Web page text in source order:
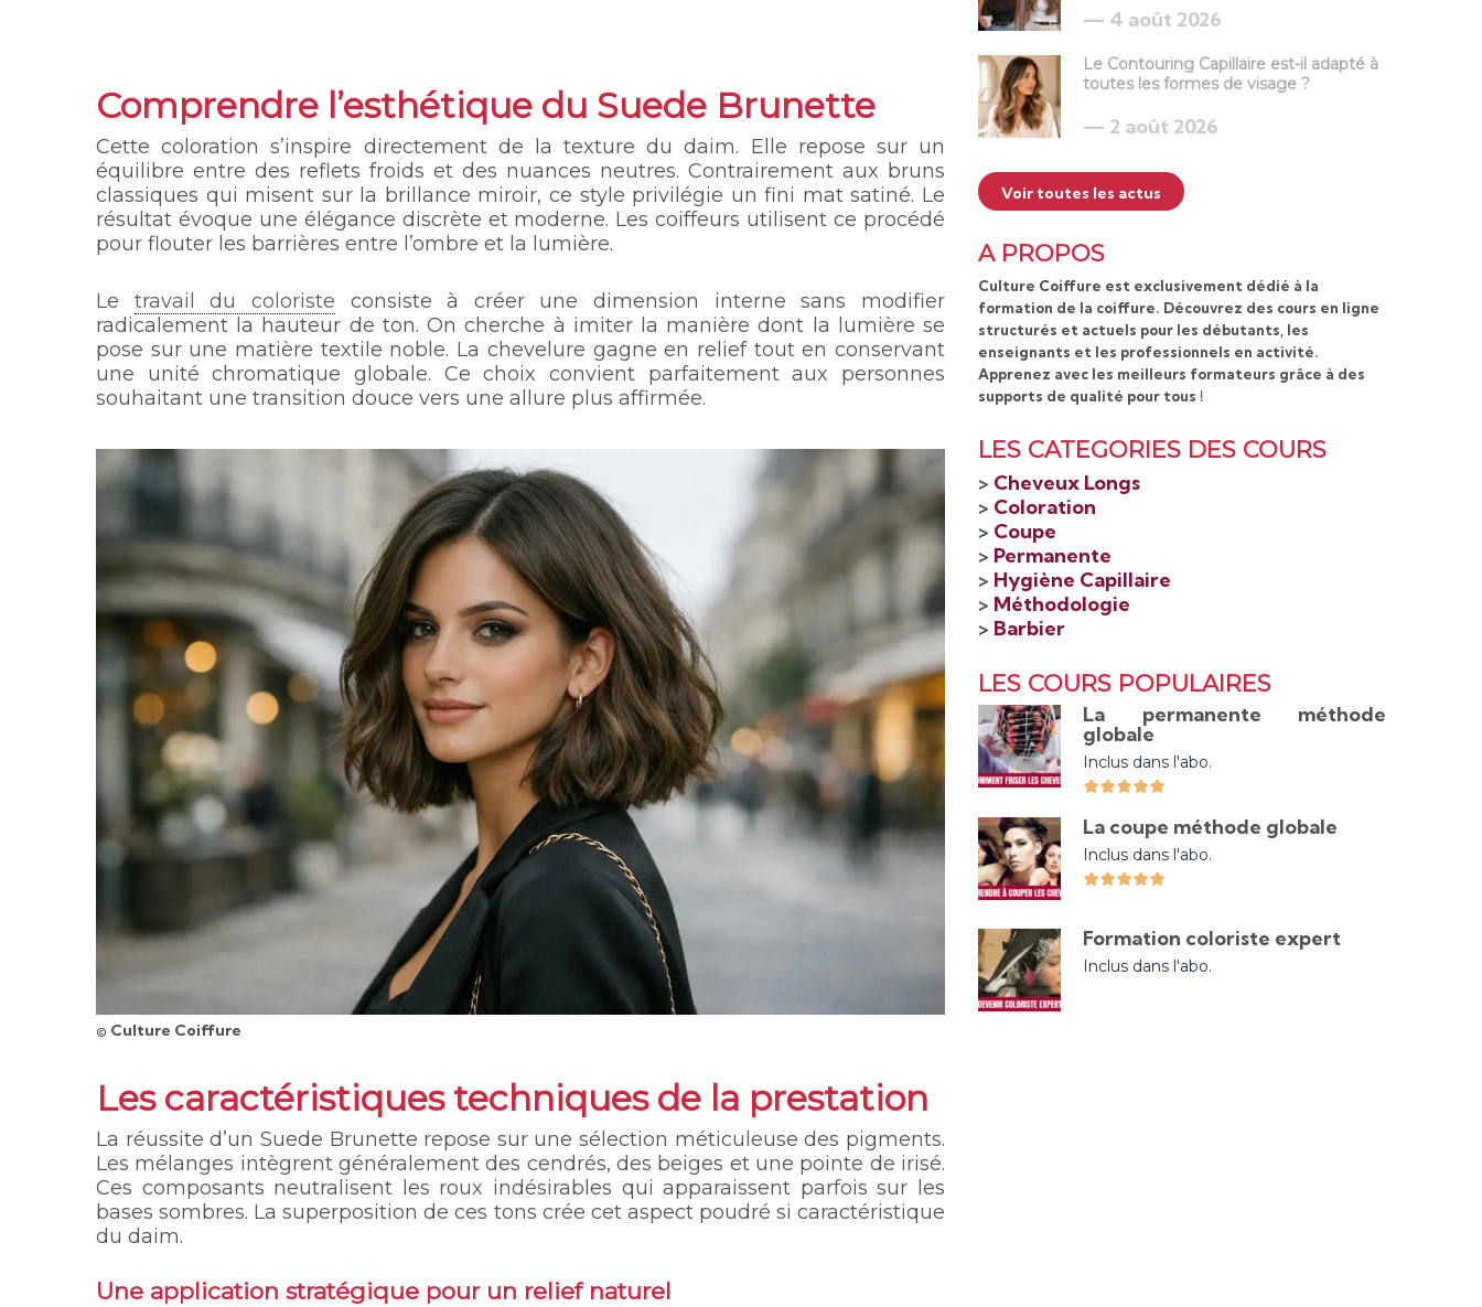
Comprendre l’esthétique du Suede Brunette
Cette coloration s’inspire directement de la texture du daim. Elle repose sur un
équilibre entre des reflets froids et des nuances neutres. Contrairement aux bruns
classiques qui misent sur la brillance miroir, ce style privilégie un fini mat satiné. Le
résultat évoque une élégance discrète et moderne. Les coiffeurs utilisent ce procédé
pour flouter les barrières entre l’ombre et la lumière.
Le travail du coloriste consiste à créer une dimension interne sans modifier
radicalement la hauteur de ton. On cherche à imiter la manière dont la lumière se
pose sur une matière textile noble. La chevelure gagne en relief tout en conservant
une unité chromatique globale. Ce choix convient parfaitement aux personnes
souhaitant une transition douce vers une allure plus affirmée.
© Culture Coiffure
Les caractéristiques techniques de la prestation
La réussite d’un Suede Brunette repose sur une sélection méticuleuse des pigments.
Les mélanges intègrent généralement des cendrés, des beiges et une pointe de irisé.
Ces composants neutralisent les roux indésirables qui apparaissent parfois sur les
bases sombres. La superposition de ces tons crée cet aspect poudré si caractéristique
du daim.
Une application stratégique pour un relief naturel
4 août 2026
Le Contouring Capillaire est-il adapté à
toutes les formes de visage ?
2 août 2026
Voir toutes les actus
A PROPOS
Culture Coiffure est exclusivement dédié à la
formation de la coiffure. Découvrez des cours en ligne
structurés et actuels pour les débutants, les
enseignants et les professionnels en activité.
Apprenez avec les meilleurs formateurs grâce à des
supports de qualité pour tous !
LES CATEGORIES DES COURS
> Cheveux Longs
> Coloration
> Coupe
> Permanente
> Hygiène Capillaire
> Méthodologie
> Barbier
LES COURS POPULAIRES
La permanente méthode
globale
Inclus dans l'abo.
La coupe méthode globale
Inclus dans l'abo.
Formation coloriste expert
Inclus dans l'abo.